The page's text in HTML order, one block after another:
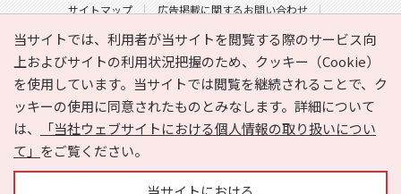
当サイトでは、利用者が当サイトを閲覧する際のサービス向
上およびサイトの利用状況把握のため、クッキー（Cookie）
を使用しています。当サイトでは閲覧を継続されることで、ク
ッキーの使用に同意されたものとみなします。詳細について
は、
「当社ウェブサイトにおける個人情報の取り扱いについ
て」 をご覧ください。
サイトマップ
広告掲載に関するお問い合わせ
サイトの内容に関するお問い合わせ
Copyright © HYOJITO.Co.,Ltd. All Rights Reserved.